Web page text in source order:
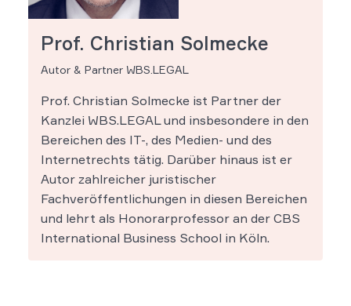
Prof. Christian Solmecke
Autor & Partner WBS.LEGAL
Prof. Christian Solmecke ist Partner der
Kanzlei WBS.LEGAL und insbesondere in den
Bereichen des IT-, des Medien- und des
Internetrechts tätig. Darüber hinaus ist er
Autor zahlreicher juristischer
Fachveröffentlichungen in diesen Bereichen
und lehrt als Honorarprofessor an der CBS
International Business School in Köln.